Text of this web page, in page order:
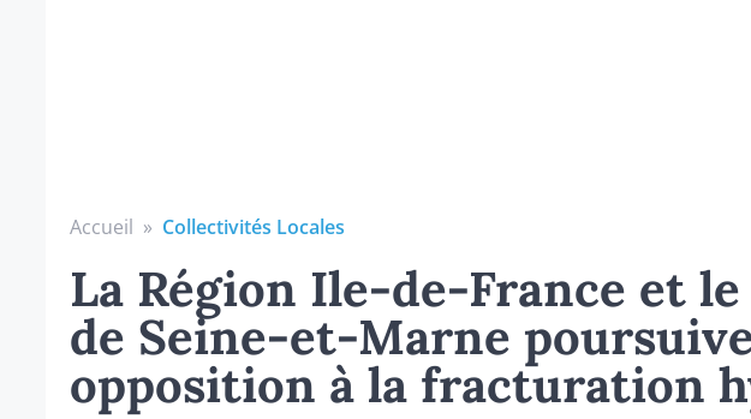
Accueil » Collectivités Locales
La Région Ile-de-France et
de Seine-et-Marne
opposition à la fracturation